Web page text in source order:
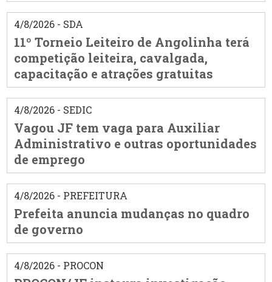
4/8/2026 - SDA
11º Torneio Leiteiro de Angolinha terá
competição leiteira, cavalgada,
capacitação e atrações gratuitas
4/8/2026 - SEDIC
Vagou JF tem vaga para Auxiliar
Administrativo e outras oportunidades
de emprego
4/8/2026 - PREFEITURA
Prefeita anuncia mudanças no quadro
de governo
4/8/2026 - PROCON